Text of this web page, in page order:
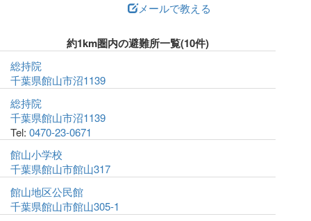
メールで教える
約1km圏内の避難所一覧(10件)
総持院
千葉県館山市沼1139
総持院
千葉県館山市沼1139
Tel: 0470-23-0671
館山小学校
千葉県館山市館山317
館山地区公民館
千葉県館山市館山305-1